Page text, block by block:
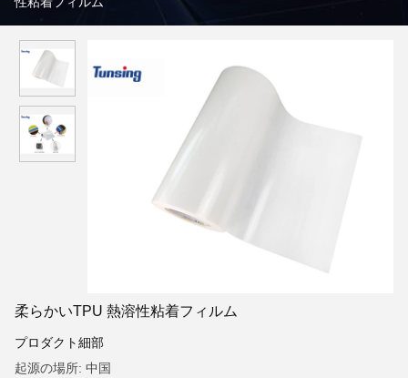
柔らかいTPU 熱溶性粘着フィルム
プロダクト細部
起源の場所: 中国